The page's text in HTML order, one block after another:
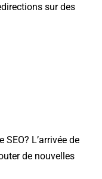
sur des
L’arrivée de
de nouvelles